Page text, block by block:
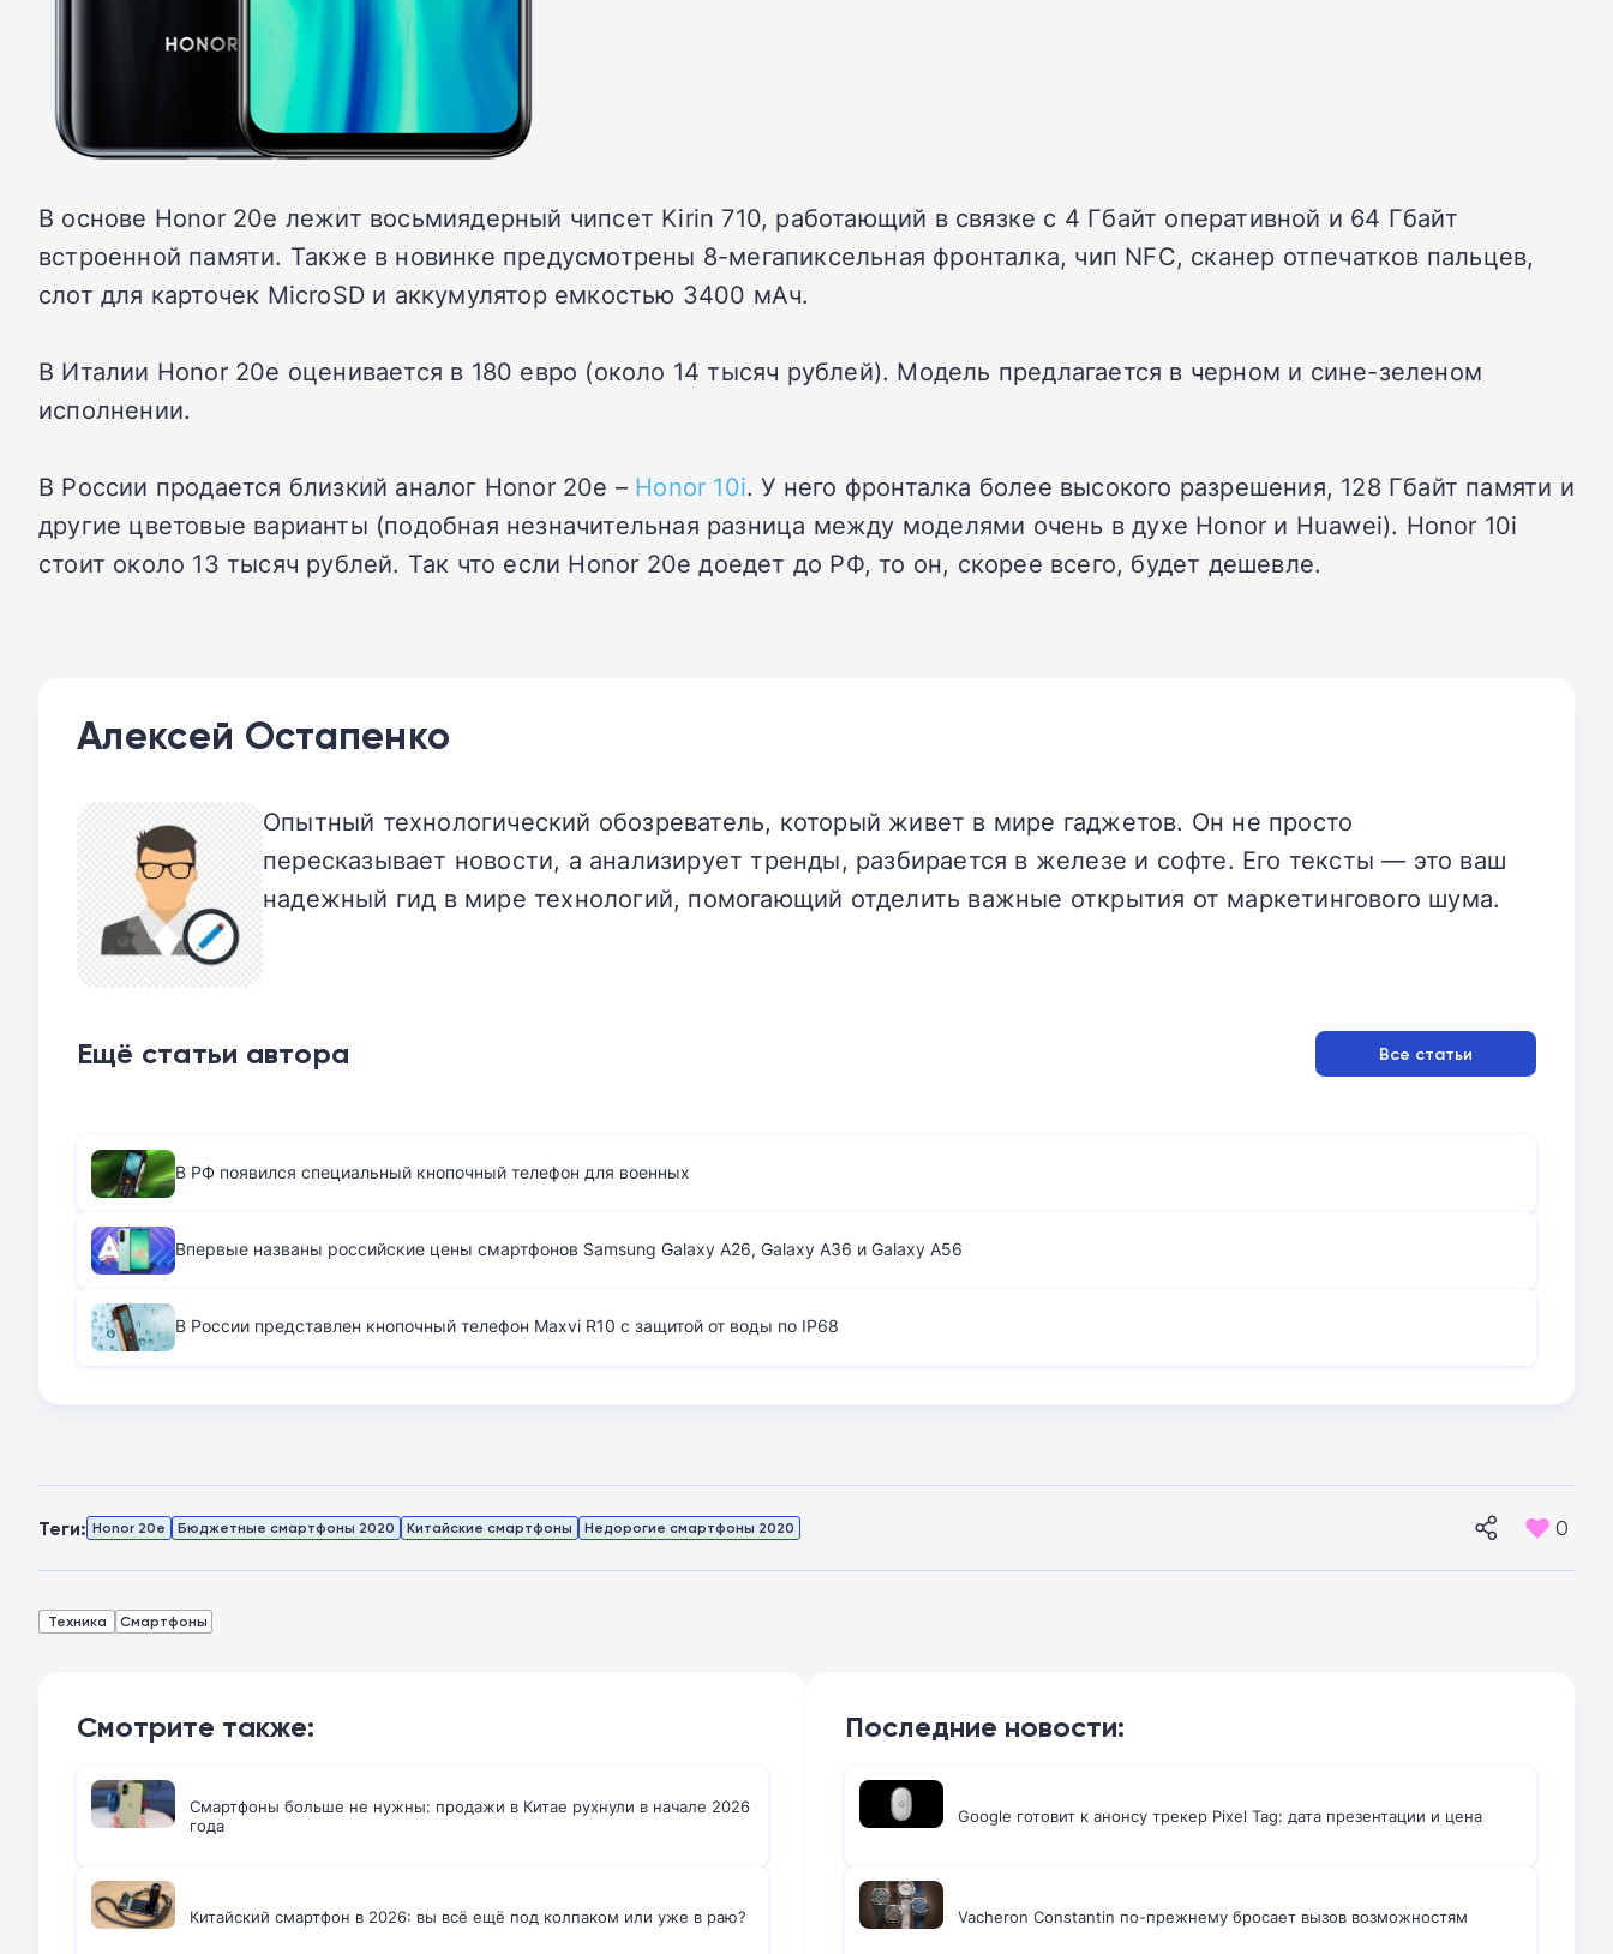
В основе Honor 20e лежит восьмиядерный чипсет Kirin 710, работающий в связке с 4 Гбайт оперативной и 64 Гбайт
встроенной памяти. Также в новинке предусмотрены 8-мегапиксельная фронталка, чип NFC, сканер отпечатков пальцев,
слот для карточек MicroSD и аккумулятор емкостью 3400 мАч.
В Италии Honor 20e оценивается в 180 евро (около 14 тысяч рублей). Модель предлагается в черном и сине-зеленом
исполнении.
В России продается близкий аналог Honor 20e – Honor 10i. У него фронталка более высокого разрешения, 128 Гбайт памяти и
другие цветовые варианты (подобная незначительная разница между моделями очень в духе Honor и Huawei). Honor 10i
стоит около 13 тысяч рублей. Так что если Honor 20e доедет до РФ, то он, скорее всего, будет дешевле.
Алексей Остапенко
Опытный технологический обозреватель, который живет в мире гаджетов. Он не просто
пересказывает новости, а анализирует тренды, разбирается в железе и софте. Его тексты — это ваш
надежный гид в мире технологий, помогающий отделить важные открытия от маркетингового шума.
Ещё статьи автора Все статьи
В РФ появился специальный кнопочный телефон для военных
Впервые названы российские цены смартфонов Samsung Galaxy A26, Galaxy A36 и Galaxy A56
В России представлен кнопочный телефон Maxvi R10 с защитой от воды по IP68
Теги: Honor 20e Бюджетные смартфоны 2020 Китайские смартфоны Недорогие смартфоны 2020 0
Техника Смартфоны
Смотрите также:
Смартфоны больше не нужны: продажи в Китае рухнули в начале 2026
года
Китайский смартфон в 2026: вы всё ещё под колпаком или уже в раю?
Последние новости:
Google готовит к анонсу трекер Pixel Tag: дата презентации и цена
Vacheron Constantin по-прежнему бросает вызов возможностям